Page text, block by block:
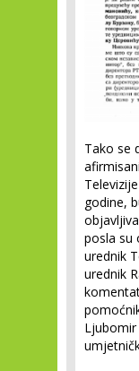
Tako se
godine,
posla su
urednik
urednik